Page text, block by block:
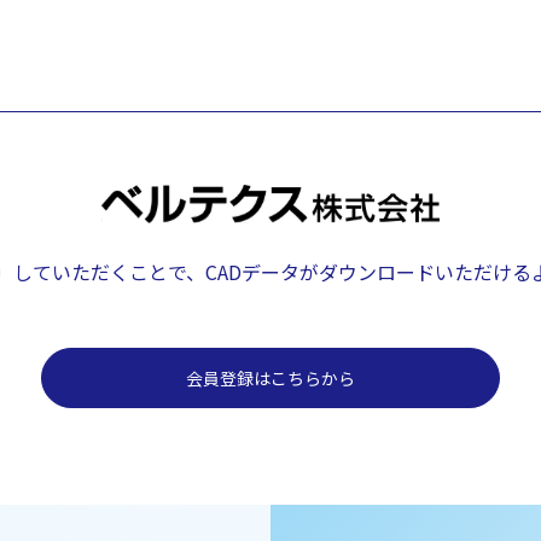
ていただくことで、 CADデータがダウンロードいただける
会員登録はこちらから